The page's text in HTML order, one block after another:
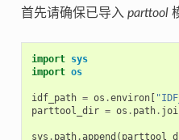
首先请确保已导入 parttool
import sys
import os
idf_path = os .environ[
parttool_dir = os . path.
sys . path.append (